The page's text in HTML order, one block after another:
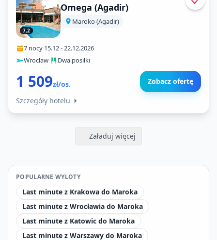
7,2
Omega (Agadir)
Maroko (Agadir)
7 nocy·15.12-22.12.2026
Wrocław· Dwa posiłki
1 509zł/os. Zobacz ofertę
Szczegóły hotelu
Załaduj więcej
POPULARNE WYLOTY
Last minute z Krakowa do Maroka
Last minute z Wrocławia do Maroka
Last minute z Katowic do Maroka
Last minute z Warszawy do Maroka